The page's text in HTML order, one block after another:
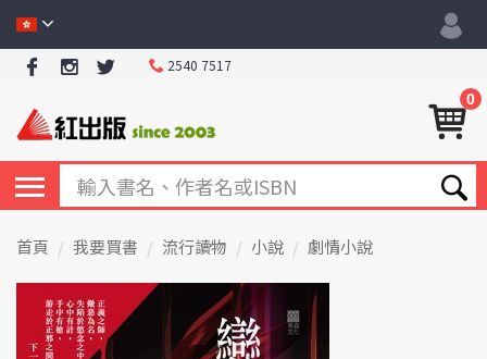
2540 7517
0
首頁 我要買書 流行讀物 小說 劇情小說